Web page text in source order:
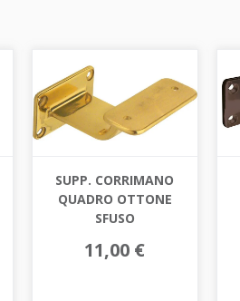
SUPP. CORRIMANO
QUADRO OTTONE
SFUSO
11,00 €